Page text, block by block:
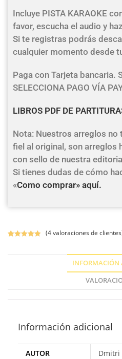
Incluye PISTA KARAOKE
favor, escucha el audio y
Si te registras podrás
cualquier momento desde
Paga con Tarjeta bancaria.
SELECCIONA PAGO VÍA
LIBROS PDF DE
Nota: Nuestros arreglos no
fiel al original, son arreglos
con sello de nuestra
Si tienes dudas de cómo
«Como comprar» aquí.
(4valoraciones de
Información adicional
AUTOR
Dmitri